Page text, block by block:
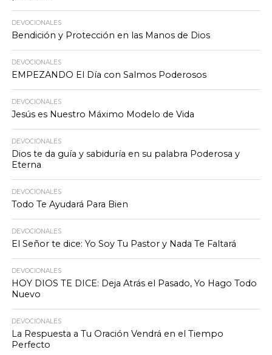
DEVOCIONALES
Bendición y Protección en las Manos de Dios
DEVOCIONALES
EMPEZANDO El Día con Salmos Poderosos
DEVOCIONALES
Jesús es Nuestro Máximo Modelo de Vida
DEVOCIONALES
Dios te da guía y sabiduría en su palabra Poderosa y
Eterna
DEVOCIONALES
Todo Te Ayudará Para Bien
DEVOCIONALES
El Señor te dice: Yo Soy Tu Pastor y Nada Te Faltará
DEVOCIONALES
HOY DIOS TE DICE: Deja Atrás el Pasado, Yo Hago Todo
Nuevo
DEVOCIONALES
La Respuesta a Tu Oración Vendrá en el Tiempo
Perfecto